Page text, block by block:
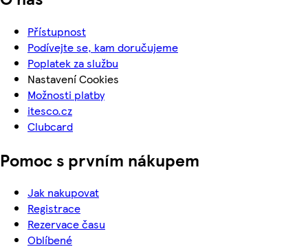
Přístupnost
Podívejte se, kam doručujeme
Poplatek za službu
Nastavení Cookies
Možnosti platby
itesco.cz
Clubcard
Pomoc s prvním nákupem
Jak nakupovat
Registrace
Rezervace času
Oblíbené